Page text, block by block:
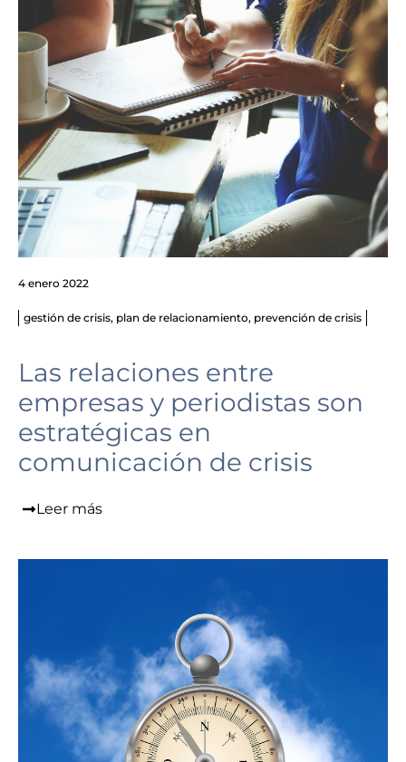
4 enero 2022
gestión de crisis, plan de relacionamiento, prevención de crisis
Las relaciones entre
empresas y periodistas son
estratégicas en
comunicación de crisis
Leer más